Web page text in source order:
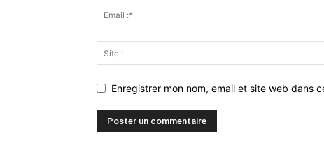
Enregistrer mon nom, email et site web dans